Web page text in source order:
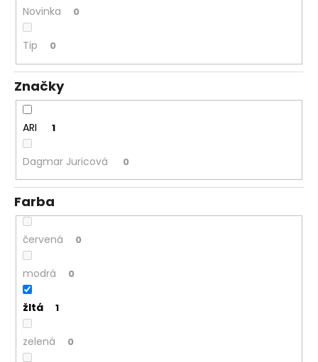
Novinka 0
Tip 0
Značky
ARI 1
Dagmar Juricová 0
Farba
červená 0
modrá 0
žltá 1
zelená 0
á
ť
?
HĽADAŤ
O
d
p
o
a
m